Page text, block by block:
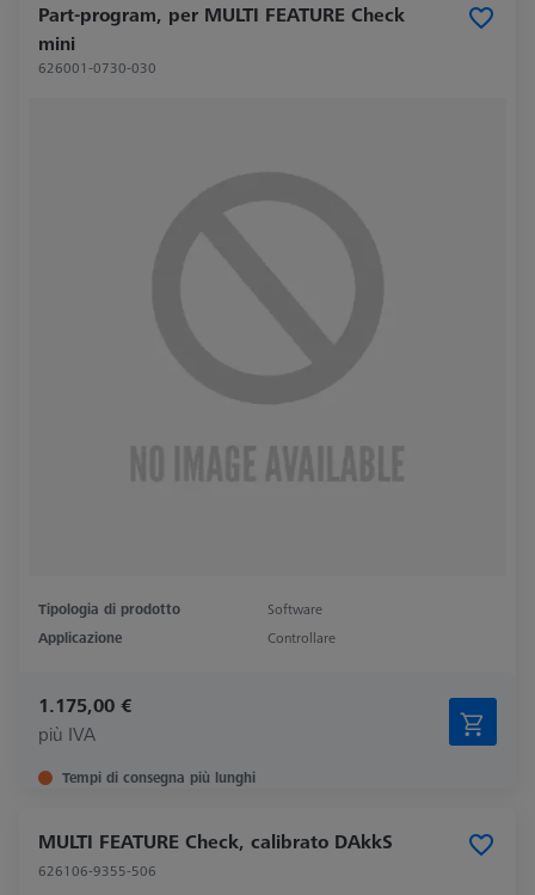
Part-program, per MULTI FEATURE Check
mini
626001-0730-030
Tipologia di prodotto
Software
Applicazione
Controllare
1.175,00 €
più IVA
Tempi di consegna più lunghi
MULTI FEATURE Check, calibrato DAkkS
626106-9355-506